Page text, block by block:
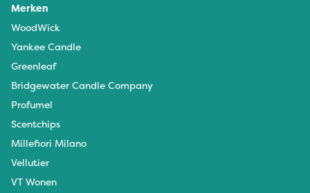
Merken
WoodWick
Yankee Candle
Greenleaf
Bridgewater Candle Company
Profumel
Scentchips
Millefiori Milano
Vellutier
VT Wonen